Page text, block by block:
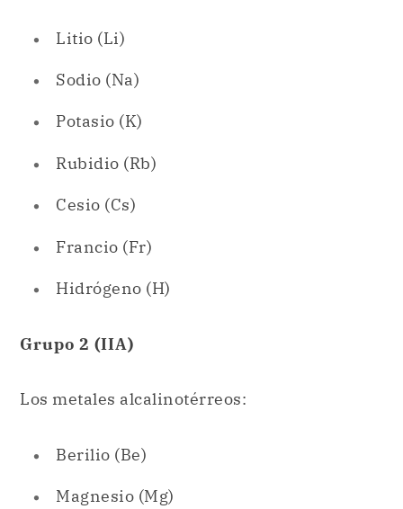
Grupo 2 (IIA)
Los metales alcalinotérreos:
Berilio (Be)
Magnesio (Mg)